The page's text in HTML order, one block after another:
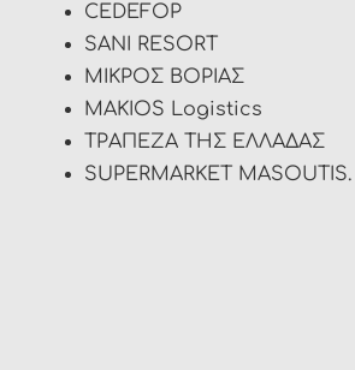
CEDEFOP
SANI RESORT
ΜΙΚΡΟΣ ΒΟΡΙΑΣ
MAKIOS Logistics
ΤΡΑΠΕΖΑ ΤΗΣ ΕΛΛΑΔΑΣ
SUPERMARKET MASOUTIS.